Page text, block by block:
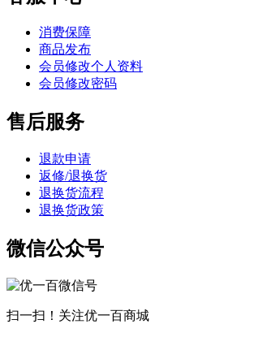
消费保障
商品发布
会员修改个人资料
会员修改密码
售后服务
退款申请
返修/退换货
退换货流程
退换货政策
微信公众号
扫一扫！关注优一百商城